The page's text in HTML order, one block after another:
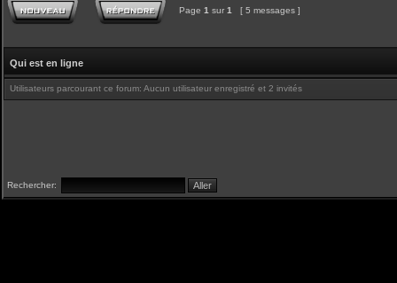
Page 1 sur 1 [ 5 messages ]
Qui est en ligne
Utilisateurs parcourant ce forum: Aucun utilisateur enregistré et 2 invités
Rechercher: